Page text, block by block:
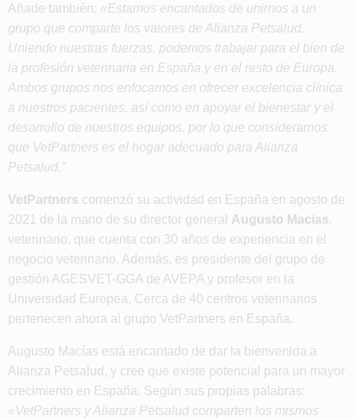
Añade también: «Estamos encantados de unirnos a un
grupo que comparte los valores de Alianza Petsalud.
Uniendo nuestras fuerzas, podemos trabajar para el bien de
la profesión veterinaria en España y en el resto de Europa.
Ambos grupos nos enfocamos en ofrecer excelencia clínica
a nuestros pacientes, así como en apoyar el bienestar y el
desarrollo de nuestros equipos, por lo que consideramos
que VetPartners es el hogar adecuado para Alianza
Petsalud.”
VetPartners comenzó su actividad en España en agosto de
2021 de la mano de su director general Augusto Macías,
veterinario, que cuenta con 30 años de experiencia en el
negocio veterinario. Además, es presidente del grupo de
gestión AGESVET-GGA de AVEPA y profesor en la
Universidad Europea. Cerca de 40 centros veterinarios
pertenecen ahora al grupo VetPartners en España.
Augusto Macías está encantado de dar la bienvenida a
Alianza Petsalud, y cree que existe potencial para un mayor
crecimiento en España. Según sus propias palabras:
«VetPartners y Alianza Petsalud comparten los mismos